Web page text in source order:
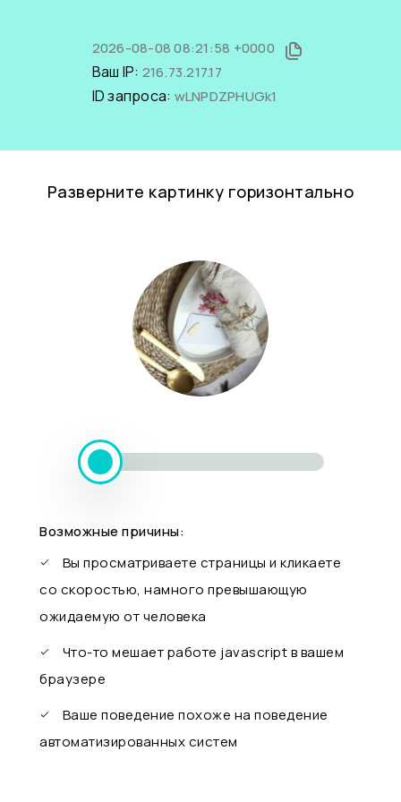
2026-08-08 08:21:58 +0000
Ваш IP: 216.73.217.17
ID запроса: wLNPDZPHUGk1
Разверните картинку горизонтально
Возможные причины:
Вы просматриваете страницы и кликаете
со скоростью, намного превышающую
ожидаемую от человека
Что-то мешает работе javascript в вашем
браузере
Ваше поведение похоже на поведение
автоматизированных систем